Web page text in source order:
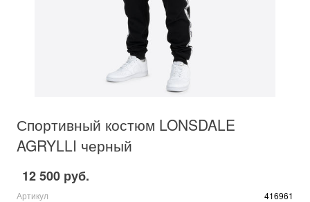
Спортивный костюм LONSDALE
AGRYLLI черный
12 500 руб.
Артикул 416961